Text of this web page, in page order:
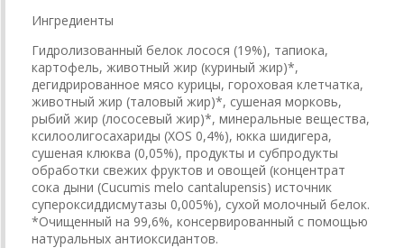
Ингредиенты
Гидролизованный белок лосося (19%), тапиока,
картофель, животный жир (куриный жир)*,
дегидрированное мясо курицы, гороховая клетчатка,
животный жир (таловый жир)*, сушеная морковь,
рыбий жир (лососевый жир)*, минеральные вещества,
ксилоолигосахариды (XOS 0,4%), юкка шидигера,
сушеная клюква (0,05%), продукты и субпродукты
обработки свежих фруктов и овощей (концентрат
сока дыни (Cucumis melo cantalupensis) источник
супероксиддисмутазы 0,005%), сухой молочный белок.
*Очищенный на 99,6%, консервированный с помощью
натуральных антиоксидантов.